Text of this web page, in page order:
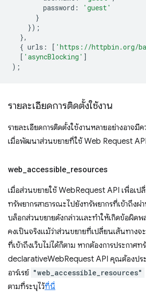
password :
'guest'
}
});
},
{ urls : [ 'https://httpbin.org/
[ 'asyncBlocking' ]
);
รายละเอียดการติดตั้งใช้งาน
รายละเอียดการติดตั้งใช้งานหลายอย่างอาจมี
เมื่อพัฒนาส่วนขยายที่ใช้ Web Request API
web accessible resources
เมื่อส่วนขยายใช้ WebRequest API เพื่อเป
ทรัพยากรสาธารณะไปยังทรัพยากรที่เข้าถึงผ่
บล็อกส่วนขยายดังกล่าวและทำให้เกิดข้อผิดพ
คงเป็นจริงแม้ว่าส่วนขยายที่เปลี่ยนเส้นทางจ
ที่เข้าถึงเว็บไม่ได้ก็ตาม หากต้องการประกาศท
declarativeWebRequest API คุณต้องปร
อาร์เรย์ "web_accessible_resources"
ตามที่ระบุไว้ที่นี่